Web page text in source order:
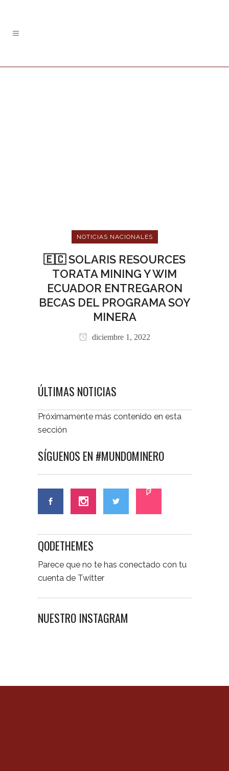
NOTICIAS NACIONALES
🇪🇨 SOLARIS RESOURCES
TORATA MINING Y WIM
ECUADOR ENTREGARON
BECAS DEL PROGRAMA SOY
MINERA
diciembre 1, 2022
ÚLTIMAS NOTICIAS
Próximamente más contenido en esta
sección
SÍGUENOS EN #MUNDOMINERO
QODETHEMES
Parece que no te has conectado con tu
cuenta de Twitter
NUESTRO INSTAGRAM